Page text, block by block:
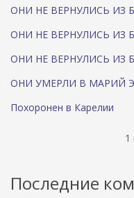
ОНИ НЕ ВЕРНУЛИСЬ ИЗ
ОНИ НЕ ВЕРНУЛИСЬ ИЗ
ОНИ НЕ ВЕРНУЛИСЬ ИЗ
ОНИ УМЕРЛИ В МАРИЙ
Похоронен в Карелии
1
Последние